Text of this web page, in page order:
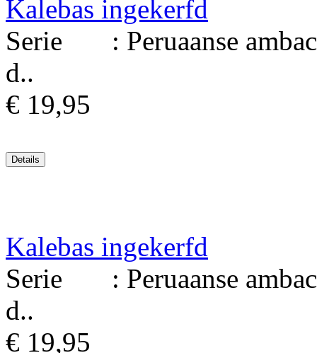
Kalebas ingekerfd
Serie : Peruaanse
d..
€ 19,95
Kalebas ingekerfd
Serie : Peruaanse
d..
€ 19,95